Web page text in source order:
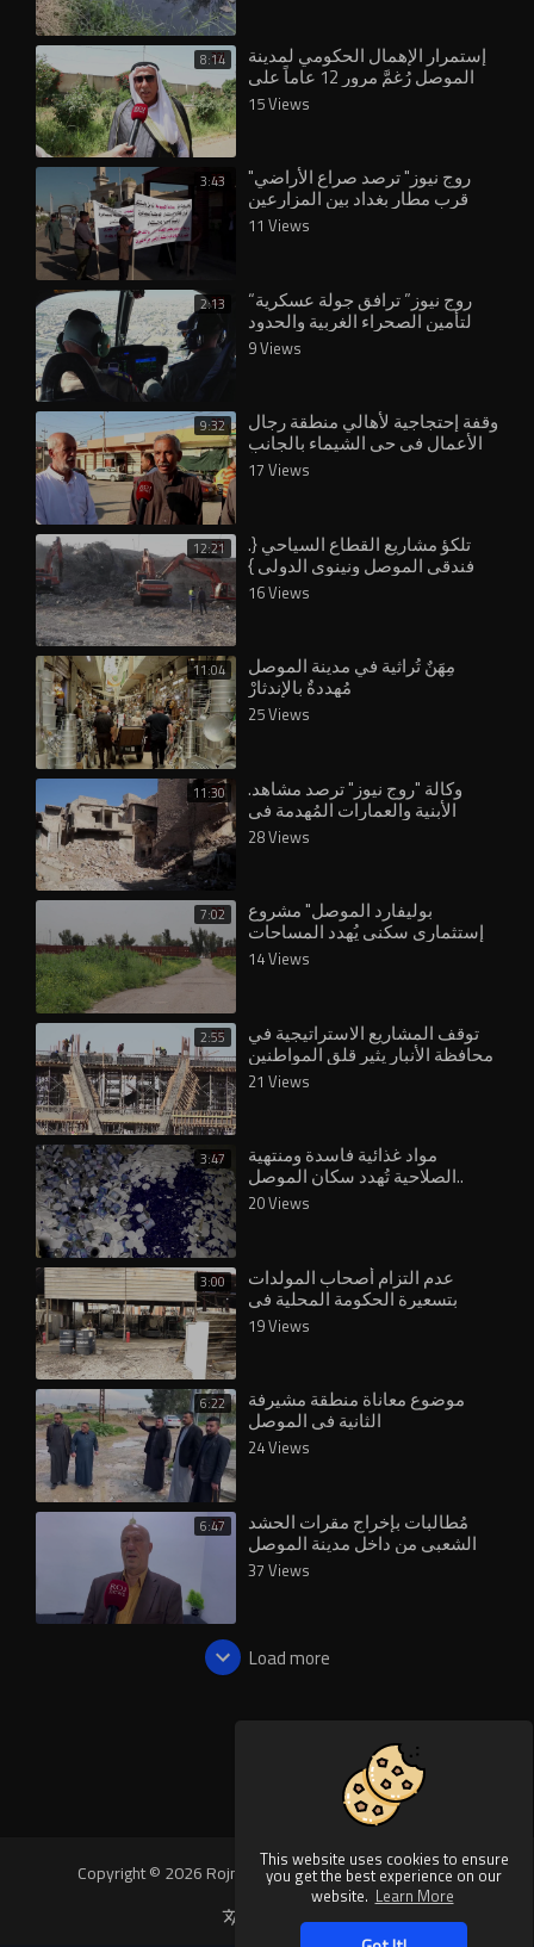
This website uses cookies to ensure
you get the best experience on our
website. Learn More
8:14 إستمرار الإهمال الحكومي لمدينة
الموصل رُغمَّ مرور 12 عاماً على
سقوطها على يد تنظيم داعش
الإرهابي ومص
15 Views
3:43 "روج نيوز" ترصد صراع الأراضي
قرب مطار بغداد بين المزارعين
وهيئة الاستثمار
11 Views
2:13 “روج نيوز” ترافق جولة عسكرية
لتأمين الصحراء الغربية والحدود
العراقية
9 Views
9:32 وقفة إحتجاجية لأهالي منطقة رجال
الأعمال في حي الشيماء بالجانب
الأيسر لمدينة الموصل إحتجاجاً
على الإن
17 Views
12:21 .⁣تلكؤ مشاريع القطاع السياحي {
فندقي الموصل ونينوى الدولي }
16 Views
11:04 مِهَنٌ تُراثية في مدينة الموصل
مُهددةٌ بالإندثارْ
25 Views
11:30 .⁣وكالة "روج نيوز" ترصد مشاهد
الأبنية والعمارات المُهدمة في
مدينة الموصل بالرغم من تحريرها
28 Views
7:02 بوليفارد الموصل" مشروع
إستثماري سكني يُهدد المساحات
الخضراء في منطقة الغابات بمدينة
الموصل
14 Views
2:55 توقف المشاريع الاستراتيجية في
محافظة الأنبار يثير قلق المواطنين
والمسؤولين
21 Views
3:47 مواد غذائية فاسدة ومنتهية
الصلاحية تُهدد سكان الموصل..
20 Views
3:00 عدم التزام أصحاب المولدات
بتسعيرة الحكومة المحلية في
الأنبار يفاقم معاناة المواطنين
19 Views
6:22 موضوع معاناة منطقة مشيرفة
الثانية في الموصل
24 Views
6:47 مُطالبات بإخراج مقرات الحشد
الشعبي من داخل مدينة الموصل
لتفادي القصف الجوي الذي يطال
المدينة
37 Views
Load more
Copyright © 2026 Rojnews Video. All rights reserved.
Language